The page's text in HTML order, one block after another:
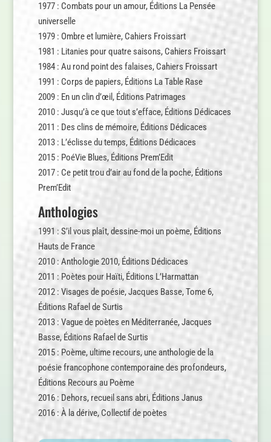
1977 : Combats pour un amour, Éditions La Pensée
universelle
1979 : Ombre et lumière, Cahiers Froissart
1981 : Litanies pour quatre saisons, Cahiers Froissart
1984 : Au rond point des falaises, Cahiers Froissart
1991 : Corps de papiers, Éditions La Table Rase
2009 : En un clin d’œil, Éditions Patrimages
2010 : Jusqu’à ce que tout s’efface, Éditions Dédicaces
2011 : Des clins de mémoire, Éditions Dédicaces
2013 : L’éclisse du temps, Éditions Dédicaces
2015 : PoéVie Blues, Éditions Prem’Edit
2017 : Ce petit trou d’air au fond de la poche, Éditions
Prem’Edit
Anthologies
1991 : S’il vous plaît, dessine-moi un poème, Éditions
Hauts de France
2010 : Anthologie 2010, Éditions Dédicaces
2011 : Poètes pour Haïti, Éditions L’Harmattan
2012 : Visages de poésie, Jacques Basse, Tome 6,
Éditions Rafael de Surtis
2013 : Vague de poètes en Méditerranée, Jacques
Basse, Éditions Rafael de Surtis
2015 : Poème, ultime recours, une anthologie de la
poésie francophone contemporaine des profondeurs,
Éditions Recours au Poème
2016 : Dehors, recueil sans abri, Éditions Janus
2016 : À la dérive, Collectif de poètes